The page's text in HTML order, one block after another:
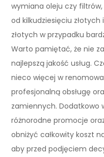
wymiana oleju czy
od kilkudziesięciu
złotych w przypadku
Warto pamiętać, że nie
najlepszą jakość usług.
nieco więcej w
profesjonalną obsługę
zamiennych. Dodatkowo
różnorodne promocje
obniżyć całkowity koszt
aby przed podjęciem